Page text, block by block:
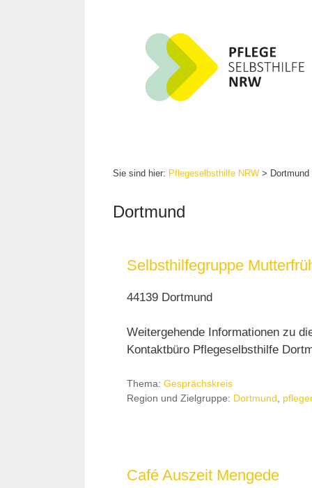
Sie sind hier: Pflegeselbsthilfe NRW > Dortmund
Dortmund
Selbsthilfegruppe
44139 Dortmund
Weitergehende Informationen zu
Kontaktbüro Pflegeselbsthilfe
Thema: Gesprächskreis
Region und Zielgruppe: Dortmund
Café Auszeit Mengede